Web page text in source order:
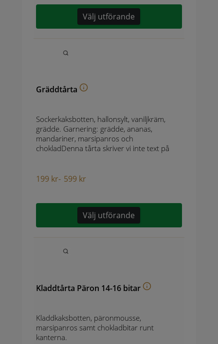
Välj utförande
Gräddtårta
Sockerkaksbotten, hallonsylt, vaniljkräm,
grädde. Garnering: grädde, ananas,
mandariner, marsipanros och
chokladDenna tårta skriver vi inte text på
199 kr- 599 kr
Välj utförande
Kladdtårta Päron 14-16 bitar
Kladdkaksbotten, päronmousse,
marsipanros samt chokladbitar runt
kanterna.